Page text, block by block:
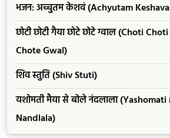
भजन: अच्चुतम केशवं (Achyutam
छोटी छोटी गैया छोटे छोटे ग्वाल (Choti
Chote Gwal)
शिव स्तुति (Shiv Stuti)
यशोमती मैया से बोले नंदलाला (Yashomati
Nandlala)